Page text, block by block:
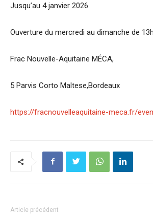
Jusqu’au 4 janvier 2026
Ouverture du mercredi au dimanche de
Frac Nouvelle-Aquitaine MÉCA,
5 Parvis Corto Maltese,Bordeaux
https://fracnouvelleaquitaine-meca.fr/
Article précédent